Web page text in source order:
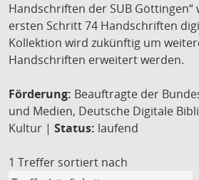
Handschriften der SUB
ersten Schritt 74 Handschriften
Kollektion wird zukünftig um
Handschriften erweitert werden.
Förderung: Beauftragte der
und Medien, Deutsche Digitale
Kultur | Status: laufend
1 Treffer sortiert nach